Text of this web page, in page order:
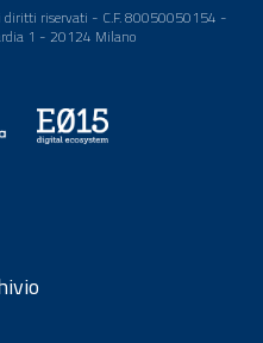
diritti riservati - C.F. 80050050154 -
1 - 20124 Milano